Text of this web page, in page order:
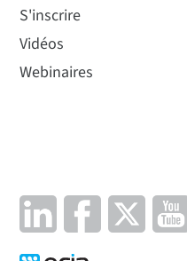
S'inscrire
Vidéos
Webinaires